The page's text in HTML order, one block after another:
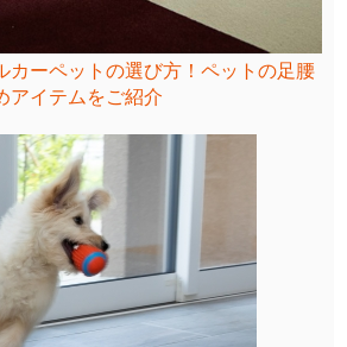
カーペットの選び方！ペットの足腰
アイテムをご紹介